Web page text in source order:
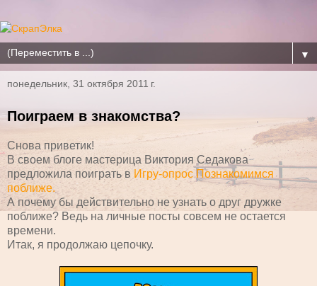
▼
понедельник, 31 октября 2011 г.
Поиграем в знакомства?
Снова приветик!
В своем блоге мастерица Виктория Седакова
предложила поиграть в Игру-опрос Познакомимся
поближе.
А почему бы действительно не узнать о друг дружке
поближе? Ведь на личные посты совсем не остается
времени.
Итак, я продолжаю цепочку.